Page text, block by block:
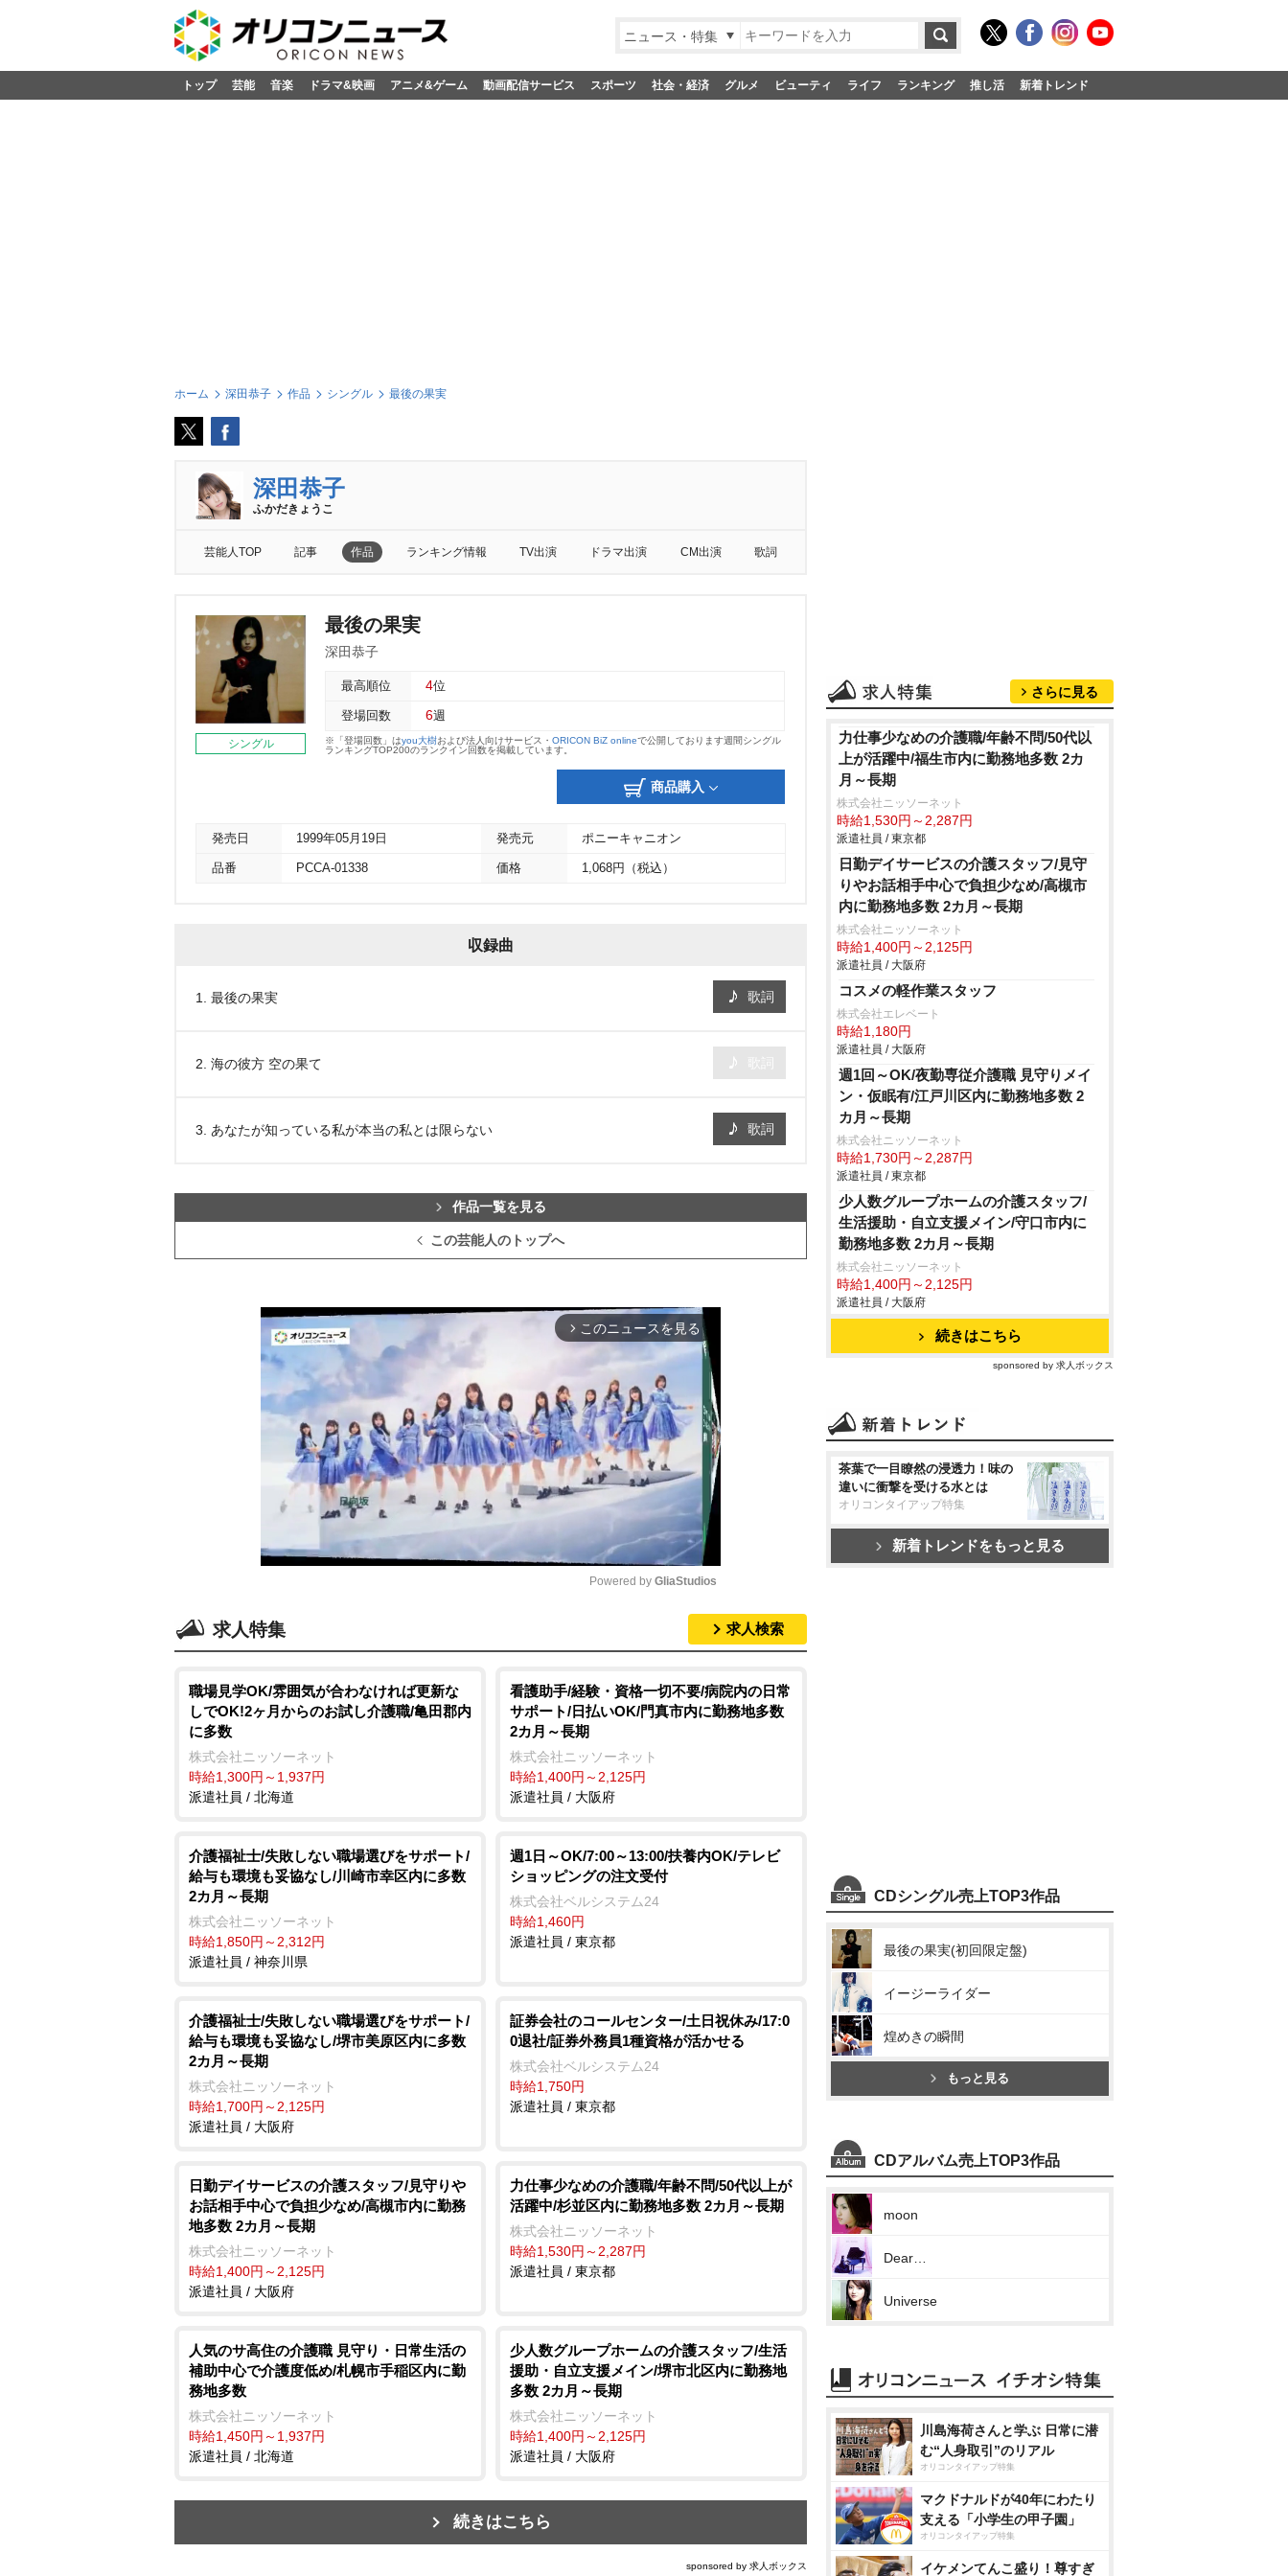
ニュース・特集
トップ 芸能 音楽 ドラマ&映画 アニメ&ゲーム 動画配信サービス スポーツ 社会・経済 グルメ ビューティ ライフ ランキング 推し活 新着トレンド
ホーム 深田恭子 作品 シングル 最後の果実
深田恭子
ふかだきょうこ
芸能人TOP 記事 作品 ランキング情報 TV出演 ドラマ出演 CM出演 歌詞
シングル
最後の果実
深田恭子
最高順位 4位
登場回数 6週
※「登場回数」はyou大樹および法人向けサービス・ ORICON BiZ onlineで公開しております週間シングル
ランキングTOP200のランクイン回数を掲載しています。
商品購入
発売日 1999年05月19日 発売元 ポニーキャニオン
品番 PCCA-01338 価格 1,068円（税込）
収録曲
1. 最後の果実 歌詞
2. 海の彼方 空の果て
3. あなたが知っている私が本当の私とは限らない 歌詞
作品一覧を見る
この芸能人のトップへ
arrow_forward_ios このニュースを見る
t
e
Powered by GliaStudios
求人特集 求人検索
職場見学OK/雰囲気が合わなければ更新な
しでOK!2ヶ月からのお試し介護職/亀田郡内
に多数
株式会社ニッソーネット
時給1,300円～1,937円
派遣社員 / 北海道
看護助手/経験・資格一切不要/病院内の日常
サポート/日払いOK/門真市内に勤務地多数
2カ月～長期
株式会社ニッソーネット
時給1,400円～2,125円
派遣社員 / 大阪府
介護福祉士/失敗しない職場選びをサポート/
給与も環境も妥協なし/川崎市幸区内に多数
2カ月～長期
株式会社ニッソーネット
時給1,850円～2,312円
派遣社員 / 神奈川県
週1日～OK/7:00～13:00/扶養内OK/テレビ
ショッピングの注文受付
株式会社ベルシステム24
時給1,460円
派遣社員 / 東京都
介護福祉士/失敗しない職場選びをサポート/
給与も環境も妥協なし/堺市美原区内に多数
2カ月～長期
株式会社ニッソーネット
時給1,700円～2,125円
派遣社員 / 大阪府
証券会社のコールセンター/土日祝休み/17:0
0退社/証券外務員1種資格が活かせる
株式会社ベルシステム24
時給1,750円
派遣社員 / 東京都
日勤デイサービスの介護スタッフ/見守り
お話相手中心で負担少なめ/高槻市内に勤務
地多数 2カ月～長期
株式会社ニッソーネット
時給1,400円～2,125円
派遣社員 / 大阪府
力仕事少なめの介護職/年齢不問/50代以上が
活躍中/杉並区内に勤務地多数 2カ月～長期
株式会社ニッソーネット
時給1,530円～2,287円
派遣社員 / 東京都
人気のサ高住の介護職 見守り・日常生活の
補助中心で介護度低め/札幌市手稲区内に勤
務地多数
株式会社ニッソーネット
時給1,450円～1,937円
派遣社員 / 北海道
少人数グループホームの介護スタッフ/生活
援助・自立支援メイン/堺市北区内に勤務地
多数 2カ月～長期
株式会社ニッソーネット
時給1,400円～2,125円
派遣社員 / 大阪府
続きはこちら
sponsored by 求人ボックス
さらに見る
力仕事少なめの介護職/年齢不問/50代以
上が活躍中/福生市内に勤務地多数 2カ
月～長期
株式会社ニッソーネット
時給1,530円～2,287円
派遣社員 / 東京都
日勤デイサービスの介護スタッフ/見守
りやお話相手中心で負担少なめ/高槻市
内に勤務地多数 2カ月～長期
株式会社ニッソーネット
時給1,400円～2,125円
派遣社員 / 大阪府
コスメの軽作業スタッフ
株式会社エレベート
時給1,180円
派遣社員 / 大阪府
週1回～OK/夜勤専従介護職 見守りメイ
ン・仮眠有/江戸川区内に勤務地多数 2
カ月～長期
株式会社ニッソーネット
時給1,730円～2,287円
派遣社員 / 東京都
少人数グループホームの介護スタッフ/
生活援助・自立支援メイン/守口市内に
勤務地多数 2カ月～長期
株式会社ニッソーネット
時給1,400円～2,125円
派遣社員 / 大阪府
続きはこちら
sponsored by 求人ボックス
茶葉で一目瞭然の浸透力！味の
違いに衝撃を受ける水とは
オリコンタイアップ特集
新着トレンドをもっと見る
CDシングル売上TOP3作品
最後の果実(初回限定盤)
イージーライダー
煌めきの瞬間
もっと見る
CDアルバム売上TOP3作品
moon
Dear…
Universe
川島海荷さんと学ぶ 日常に潜
む“人身取引”のリアル
オリコンタイアップ特集
マクドナルドが40年にわたり
支える「小学生の甲子園」
オリコンタイアップ特集
イケメンてんこ盛り！尊すぎ